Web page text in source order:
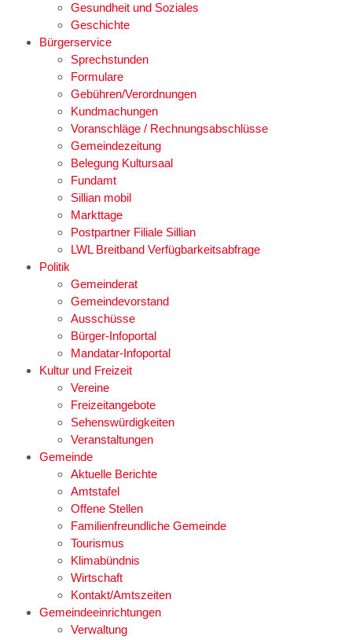
Gesundheit und Soziales
Geschichte
Bürgerservice
Sprechstunden
Formulare
Gebühren/Verordnungen
Kundmachungen
Voranschläge / Rechnungsabschlüsse
Gemeindezeitung
Belegung Kultursaal
Fundamt
Sillian mobil
Markttage
Postpartner Filiale Sillian
LWL Breitband Verfügbarkeitsabfrage
Politik
Gemeinderat
Gemeindevorstand
Ausschüsse
Bürger-Infoportal
Mandatar-Infoportal
Kultur und Freizeit
Vereine
Freizeitangebote
Sehenswürdigkeiten
Veranstaltungen
Gemeinde
Aktuelle Berichte
Amtstafel
Offene Stellen
Familienfreundliche Gemeinde
Tourismus
Klimabündnis
Wirtschaft
Kontakt/Amtszeiten
Gemeindeeinrichtungen
Verwaltung